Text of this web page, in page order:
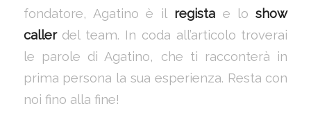
fondatore, Agatino è il regista e loshow
callerdel team. In coda all’articolo troverai
le parole di Agatino, che ti racconterà in
prima persona la sua esperienza. Resta con
noi fino alla fine!